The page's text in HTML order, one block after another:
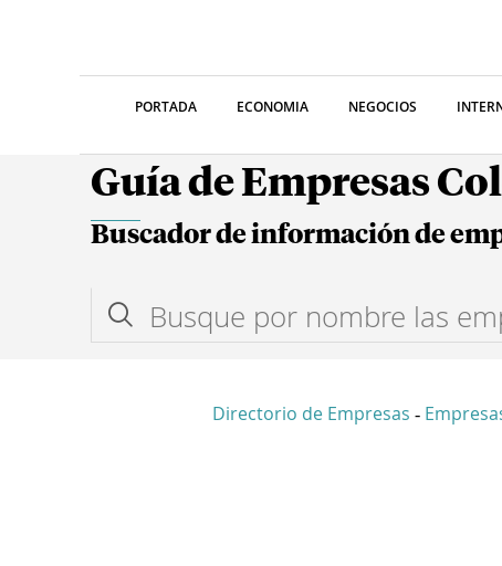
PORTADA ECONOMIA NEGOCIOS
Guía de Empresas
Buscador de información de
Directorio de Empresas -